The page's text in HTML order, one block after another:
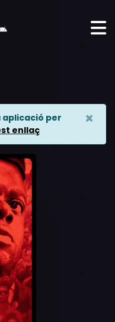
per
enllaç
×